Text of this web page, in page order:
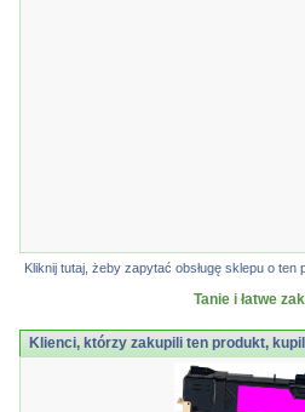
Kliknij tutaj, żeby zapytać obsługę sklepu o
Tanie i łatwe
Klienci, którzy zakupili ten produkt,